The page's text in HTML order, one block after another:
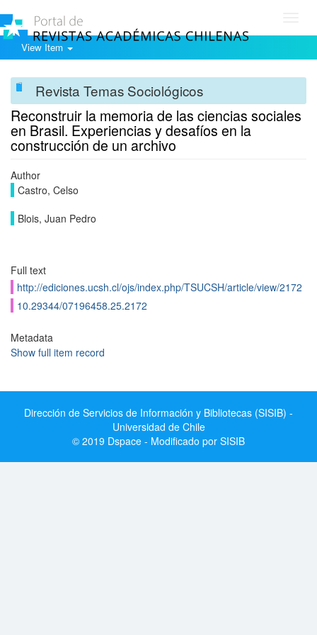
View Item
Revista Temas Sociológicos
Reconstruir la memoria de las ciencias sociales
en Brasil. Experiencias y desafí­os en la
construcción de un archivo
Author
Castro, Celso
Blois, Juan Pedro
Full text
http://ediciones.ucsh.cl/ojs/index.php/TSUCSH/article/view/2172
10.29344/07196458.25.2172
Metadata
Show full item record
Dirección de Servicios de Información y Bibliotecas (SISIB) -
Universidad de Chile
© 2019 Dspace - Modificado por SISIB